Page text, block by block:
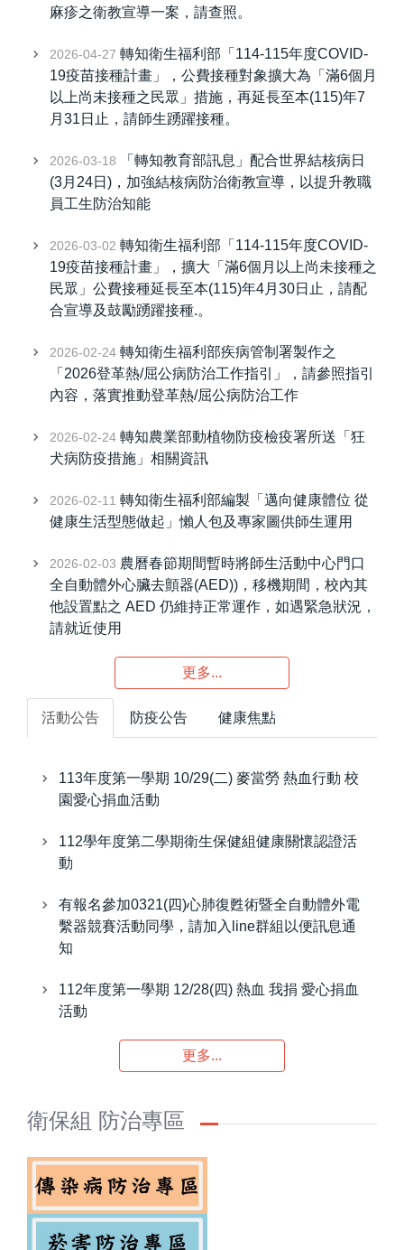
麻疹之衛教宣導一案，請查照。
2026-04-27 轉知衛生福利部「114-115年度COVID-
19疫苗接種計畫」，公費接種對象擴大為「滿6個月
以上尚未接種之民眾」措施，再延長至本(115)年7
月31日止，請師生踴躍接種。
2026-03-18
「轉知教育部訊息」配合世界結核病日
(3月24日)，加強結核病防治衛教宣導，以提升教職
員工生防治知能
2026-03-02 轉知衛生福利部「114-115年度COVID-
19疫苗接種計畫」，擴大「滿6個月以上尚未接種之
民眾」公費接種延長至本(115)年4月30日止，請配
合宣導及鼓勵踴躍接種.。
2026-02-24 轉知衛生福利部疾病管制署製作之
「2026登革熱/屈公病防治工作指引」，請參照指引
內容，落實推動登革熱/屈公病防治工作
2026-02-24 轉知農業部動植物防疫檢疫署所送「狂
犬病防疫措施」相關資訊
2026-02-11 轉知衛生福利部編製「邁向健康體位 從
健康生活型態做起」懶人包及專家圖供師生運用
2026-02-03 農曆春節期間暫時將師生活動中心門口
全自動體外心臟去顫器(AED))，移機期間，校內其
他設置點之 AED 仍維持正常運作，如遇緊急狀況，
請就近使用
更多...
活動公告 防疫公告 健康焦點
113年度第一學期 10/29(二) 麥當勞 熱血行動 校
園愛心捐血活動
112學年度第二學期衛生保健組健康關懷認證活
動
有報名參加0321(四)心肺復甦術暨全自動體外電
繫器競賽活動同學，請加入line群組以便訊息通
知
112年度第一學期 12/28(四) 熱血 我捐 愛心捐血
活動
更多...
衛保組 防治專區